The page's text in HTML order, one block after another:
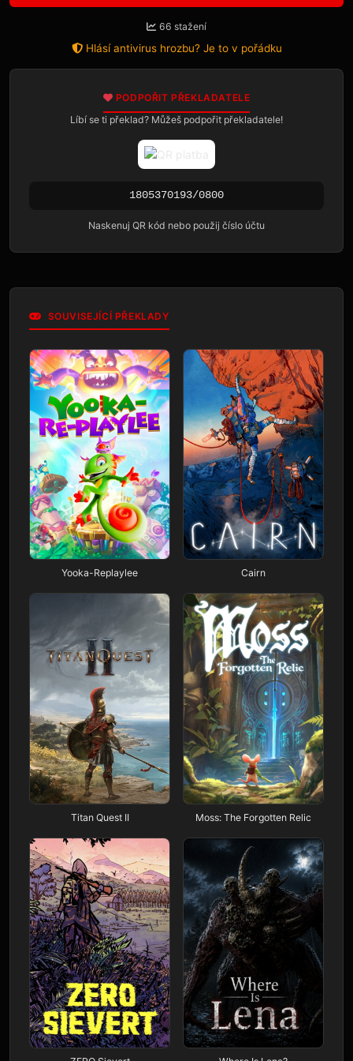
66 stažení
Hlásí antivirus hrozbu? Je to v pořádku
PODPOŘIT PŘEKLADATELE
Líbí se ti překlad? Můžeš podpořit překladatele!
1805370193/0800
Naskenuj QR kód nebo použij číslo účtu
SOUVISEJÍCÍ PŘEKLADY
Yooka-Replaylee Cairn
Titan Quest II Moss: The Forgotten Relic